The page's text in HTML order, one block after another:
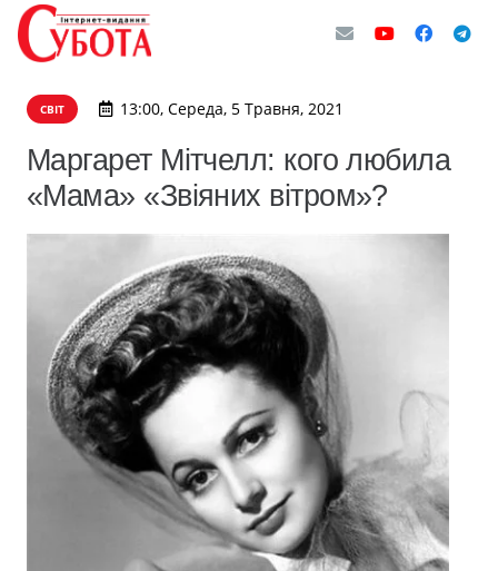
СВІТ 13:00, Середа, 5 Травня, 2021
Маргарет Мітчелл: кого любила
«Мама» «Звіяних вітром»?